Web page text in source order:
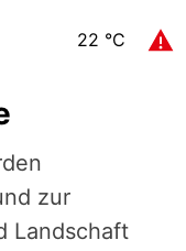
22 °C
zur
Landschaft